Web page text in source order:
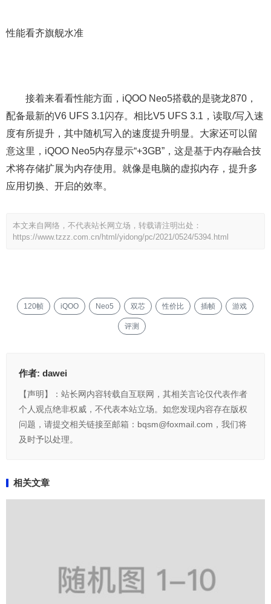
性能看齐旗舰水准
接着来看看性能方面，iQOO Neo5搭载的是骁龙870，
配备最新的V6 UFS 3.1闪存。相比V5 UFS 3.1，读取/写入速
度有所提升，其中随机写入的速度提升明显。大家还可以留
意这里，iQOO Neo5内存显示“+3GB”，这是基于内存融合技
术将存储扩展为内存使用。就像是电脑的虚拟内存，提升多
应用切换、开启的效率。
本文来自网络，不代表站长网立场，转载请注明出处：
https://www.tzzz.com.cn/html/yidong/pc/2021/0524/5394.html
120帧 iQOO Neo5 双芯 性价比 插帧 游戏
评测
作者: dawei
【声明】：站长网内容转载自互联网，其相关言论仅代表作者
个人观点绝非权威，不代表本站立场。如您发现内容存在版权
问题，请提交相关链接至邮箱：bqsm@foxmail.com，我们将
及时予以处理。
相关文章